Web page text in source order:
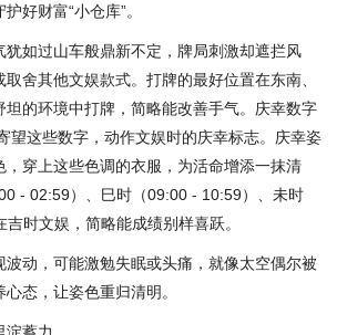
好财富“小仓库”。
犹如过山车般鼎新不定，牌局刺激却遮拦风
舍其他文娱款式。打牌的最好位置在东南、
坦的环境中打牌，简略能改善手气。庆幸数字
望这些数字，动作文娱时的庆幸标志。庆幸姿
，穿上这些色调的衣服，为活命增添一抹清
- 02:59）、巳时（09:00 - 10:59）、未时
吉时文娱，简略能成绩别样喜跃。
动，可能激勉失眠或头痛，就像太空偶尔被
态，让姿色重归清明。
淀蓄力